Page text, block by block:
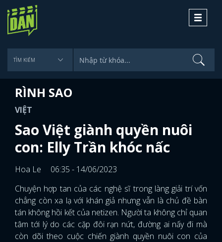
Toggle
RÌNH SAO
VIỆT
Sao Việt giành quyền nuôi
con: Elly Trần khóc nấc
Hoa Le
06:35 - 14/06/2023
Chuyện hợp tan của các nghệ sĩ trong làng giải trí vốn
chẳng còn xa lạ với khán giả nhưng vẫn là chủ đề bàn
tán không hồi kết của netizen. Người ta không chỉ quan
tâm tới lý do các cặp đôi rạn nứt, đường ai nấy đi mà
còn dõi theo cuộc chiến giành quyền nuôi con của